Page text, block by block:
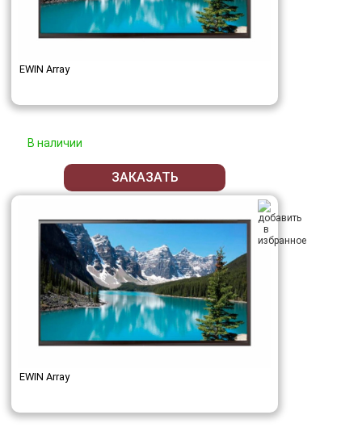
EWIN Array
В наличии
ЗАКАЗАТЬ
EWIN Array